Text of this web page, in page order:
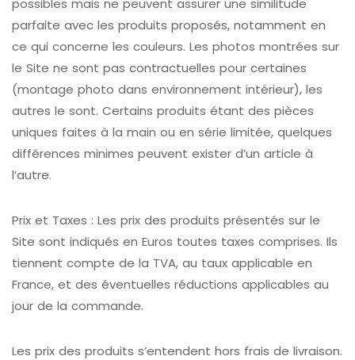
possibles mais ne peuvent assurer une similitude
parfaite avec les produits proposés, notamment en
ce qui concerne les couleurs. Les photos montrées sur
le Site ne sont pas contractuelles pour certaines
(montage photo dans environnement intérieur), les
autres le sont. Certains produits étant des pièces
uniques faites à la main ou en série limitée, quelques
différences minimes peuvent exister d’un article à
l’autre.
Prix et Taxes : Les prix des produits présentés sur le
Site sont indiqués en Euros toutes taxes comprises. Ils
tiennent compte de la TVA, au taux applicable en
France, et des éventuelles réductions applicables au
jour de la commande.
Les prix des produits s’entendent hors frais de livraison.